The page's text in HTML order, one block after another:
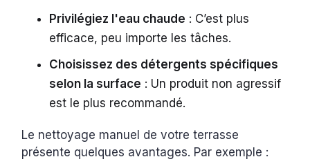
Privilégiez l'eau chaude : C’est plus
efficace, peu importe les tâches.
Choisissez des détergents spécifiques
selon la surface : Un produit non agressif
est le plus recommandé.
Le nettoyage manuel de votre terrasse
présente quelques avantages. Par exemple :